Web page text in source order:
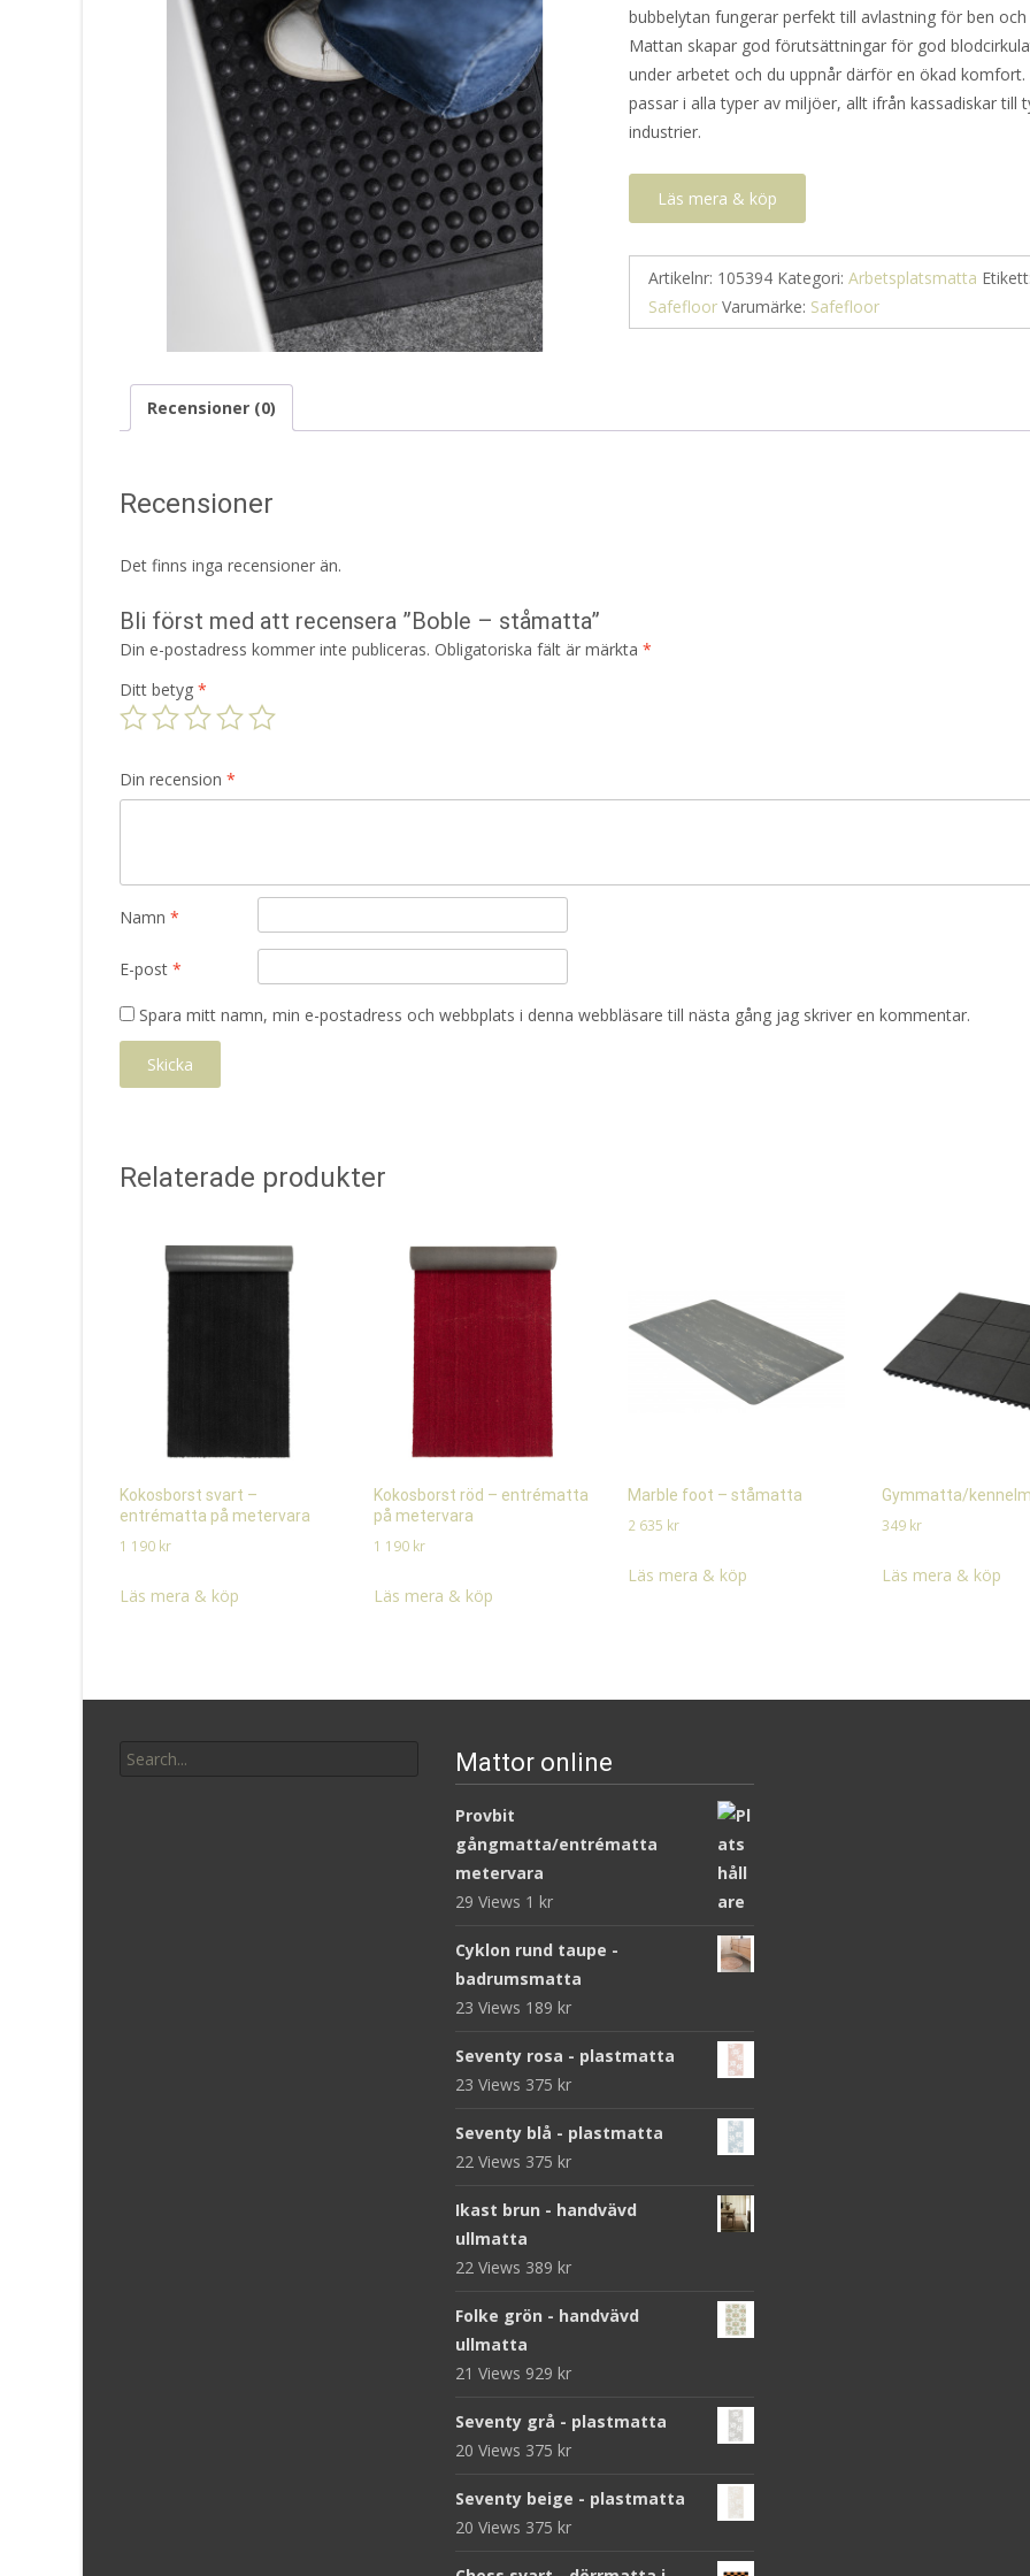
bubbelytan fungerar perfekt till avlastning för ben och
Mattan skapar god förutsättningar för god
under arbetet och du uppnår därför en ökad
passar i alla typer av miljöer, allt ifrån kassadiskar till
industrier.
Läs mera & köp
Artikelnr: 105394 Kategori:Arbetsplatsmatta Etikett:
Safefloor Varumärke: Safefloor
Recensioner (0)
Recensioner
Det finns inga recensioner än.
Bli först med att recensera ”Boble – ståmatta”
Din e-postadress kommer inte publiceras. Obligatoriska fält är märkta *
Ditt betyg *
Din recension *
Namn *
E-post *
Spara mitt namn, min e-postadress och webbplats i denna webbläsare till nästa gång jag skriver en kommentar.
Relaterade produkter
Kokosborst svart –
entrématta på metervara
1 190 kr
Läs mera & köp
Kokosborst röd – entrématta
på metervara
1 190 kr
Läs mera & köp
Marble foot – ståmatta
2 635 kr
Läs mera & köp
Gymmatta/
349 kr
Läs mera & köp
for:
Mattor online
Provbit
gångmatta/entrématta
metervara
29 Views 1 kr
Cyklon rund taupe -
badrumsmatta
23 Views 189 kr
Seventy rosa - plastmatta
23 Views 375 kr
Seventy blå - plastmatta
22 Views 375 kr
Ikast brun - handvävd
ullmatta
22 Views 389 kr
Folke grön - handvävd
ullmatta
21 Views 929 kr
Seventy grå - plastmatta
20 Views 375 kr
Seventy beige - plastmatta
20 Views 375 kr